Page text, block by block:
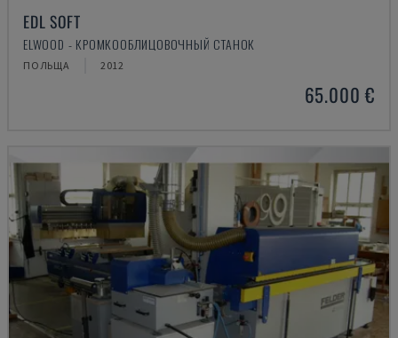
EDL SOFT
ELWOOD - КРОМКООБЛИЦОВОЧНЫЙ СТАНОК
ПОЛЬЩА 2012
65.000 €